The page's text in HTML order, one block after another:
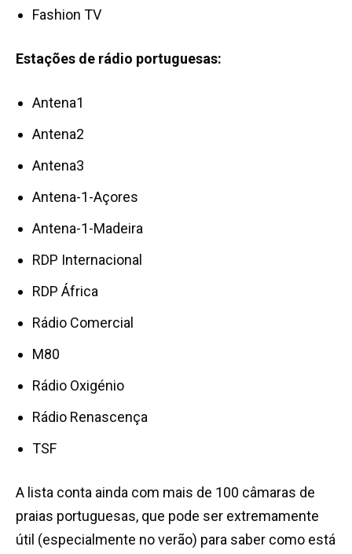
Fashion TV
Estações de rádio portuguesas:
Antena1
Antena2
Antena3
Antena-1-Açores
Antena-1-Madeira
RDP Internacional
RDP África
Rádio Comercial
M80
Rádio Oxigénio
Rádio Renascença
TSF
A lista conta ainda com mais de 100 câmaras de
praias portuguesas, que pode ser extremamente
útil (especialmente no verão) para saber como está